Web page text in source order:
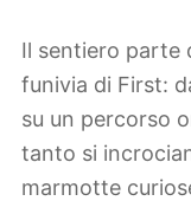
Il sentiero parte
funivia di First:
su un percorso
tanto si
marmotte